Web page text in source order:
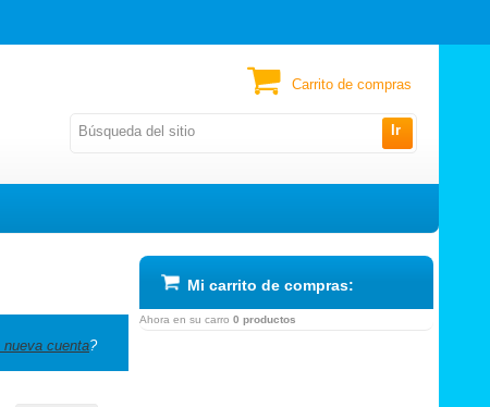
Ir
Carrito de compras
nueva cuenta?
Mi carrito de compras:
Ahora en su carro 0 productos